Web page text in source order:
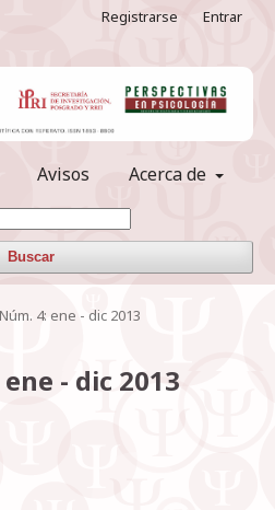
Avisos Acerca de
Buscar
Registrarse Entrar
4: ene - dic 2013
- dic 2013